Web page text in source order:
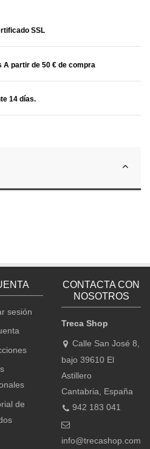
SSL
A partir de 50 € de compra
14 días.
sesión
de
CONTACTA CON
NOSOTROS
Treca Shop
Calle San José 8,
bajo 39610 El
Astillero
Cantabria, España
942 183 041
info@trecashop.com